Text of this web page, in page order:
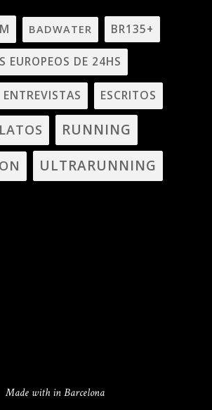
BADWATER BR135+
EUROPEOS DE 24HS
ENTREVISTAS ESCRITOS
RUNNING
ULTRARUNNING
Made with in Barcelona